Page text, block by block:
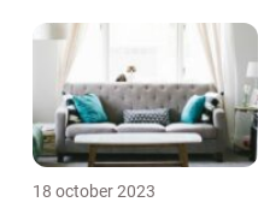
18 october 2023